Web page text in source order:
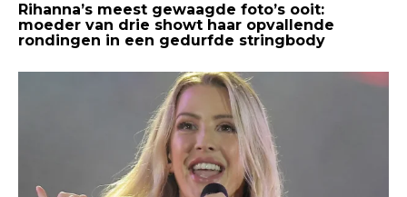
Rihanna’s meest gewaagde foto’s ooit:
moeder van drie showt haar opvallende
rondingen in een gedurfde stringbody